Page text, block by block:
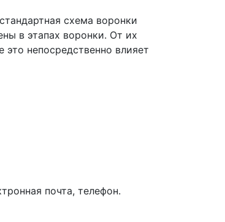
схема воронки
в этапах воронки. От их
непосредственно влияет
почта, телефон.